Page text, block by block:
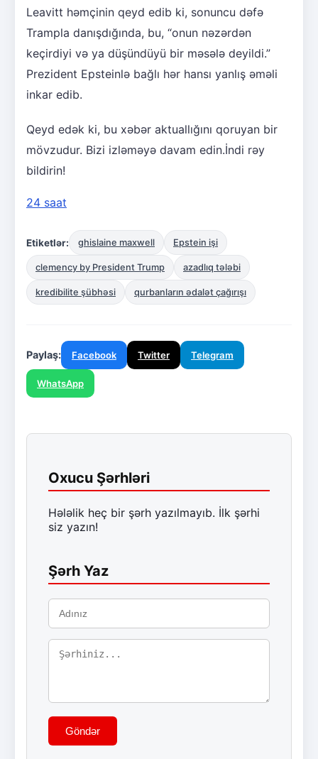
Leavitt həmçinin qeyd edib ki, sonuncu dəfə
Trampla danışdığında, bu, “onun nəzərdən
keçirdiyi və ya düşündüyü bir məsələ deyildi.”
Prezident Epsteinlə bağlı hər hansı yanlış əməli
inkar edib.
Qeyd edək ki, bu xəbər aktuallığını qoruyan bir
mövzudur. Bizi izləməyə davam edin.İndi rəy
bildirin!
24 saat
Etiketlər: ghislaine maxwell Epstein işi
clemency by President Trump azadlıq tələbi
kredibilite şübhəsi qurbanların ədalət çağırışı
Paylaş: Facebook Twitter Telegram
WhatsApp
Oxucu Şərhləri
Hələlik heç bir şərh yazılmayıb. İlk şərhi
siz yazın!
Şərh Yaz
Göndər